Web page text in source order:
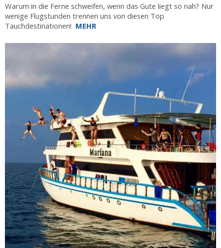
Warum in die Ferne schweifen, wenn das Gute liegt so nah? Nur
wenige Flugstunden trennen uns von diesen Top
Tauchdestinationen! MEHR